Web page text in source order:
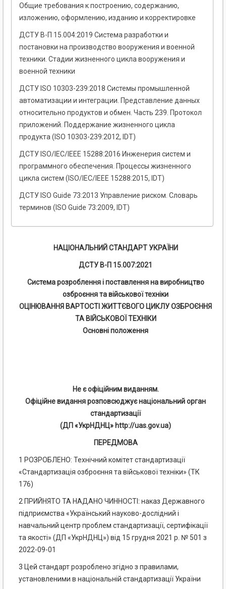
Общие требования к построению, содержанию,
изложению, оформлению, изданию и корректировке
ДСТУ В-П 15.004:2019 Система разработки и
постановки на производство вооружения и военной
техники. Стадии жизненного цикла вооружения и
военной техники
ДСТУ ISO 10303-239:2018 Системы промышленной
автоматизации и интеграции. Представление данных
относительно продуктов и обмен. Часть 239. Протокол
приложений. Поддержание жизненного цикла
продукта (ISO 10303-239:2012, IDT)
ДСТУ ISO/IEC/IEEE 15288:2016 Инженерия систем и
программного обеспечения. Процессы жизненного
цикла систем (ISO/IEC/IEEE 15288:2015, IDT)
ДСТУ ISO Guide 73:2013 Управление риском. Словарь
терминов (ISO Guide 73:2009, IDT)
НАЦІОНАЛЬНИЙ СТАНДАРТ УКРАЇНИ
ДСТУ В-П 15.007:2021
Система розроблення і поставлення на виробництво
озброєння та військової техніки
ОЦІНЮВАННЯ ВАРТОСТІ ЖИТТЄВОГО ЦИКЛУ ОЗБРОЄННЯ
ТА ВІЙСЬКОВОЇ ТЕХНІКИ
Основні положення
Не є офіційним виданням.
Офіційне видання розповсюджує національний орган
стандартизації
(ДП «УкрНДНЦ» http://uas.gov.ua)
ПЕРЕДМОВА
1 РОЗРОБЛЕНО: Технічний комітет стандартизації
«Стандартизація озброєння та військової техніки» (ТК
176)
2 ПРИЙНЯТО ТА НАДАНО ЧИННОСТІ: наказ Державного
підприємства «Український науково-дослідний і
навчальний центр проблем стандартизації, сертифікації
та якості» (ДП «УкрНДНЦ») від 15 грудня 2021 р. № 501 з
2022-09-01
3 Цей стандарт розроблено згідно з правилами,
установленими в національній стандартизації України